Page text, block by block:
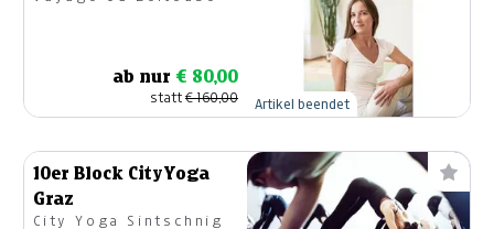
ab nur € 80,00
statt€ 160,00 Artikel beendet
10er Block CityYoga
Graz
City Yoga Sintschnig